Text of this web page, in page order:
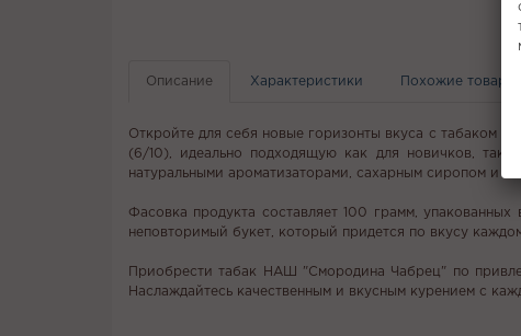
Описание Характеристики Похожие товары
Откройте для себя новые горизонты вкуса с табаком
(6/10), идеально подходящую как для новичков, так
натуральными ароматизаторами, сахарным сиропом и
Фасовка продукта составляет 100 грамм,
неповторимый букет, который придется по вкусу
Приобрести табак НАШ "Смородина Чабрец" по
Наслаждайтесь качественным и вкусным курением с